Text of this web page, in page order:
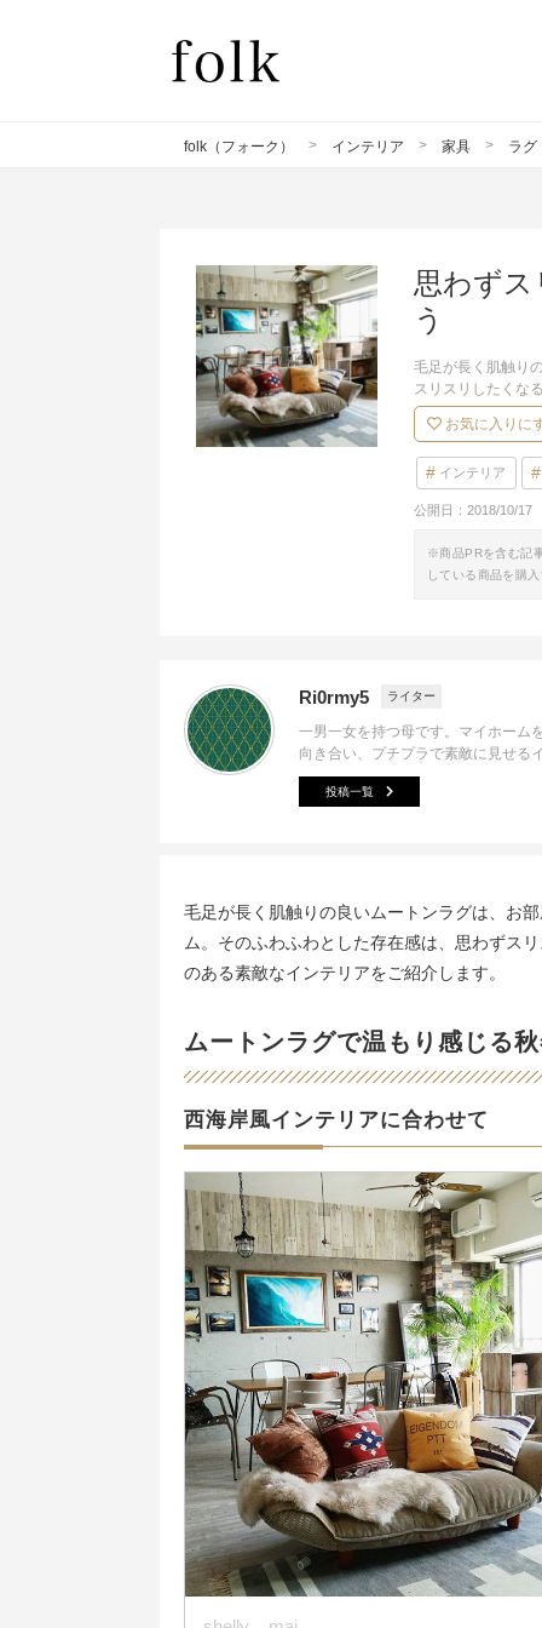
folk（フォーク） インテリア 家具 ラグ
思わず
う
毛足が長く肌触り
スリスリしたくな
お気に入りに
インテリア
公開日： 2018/10/17
※商品PRを含む記
している商品を購
Ri0rmy5 ライター
一男一女を持つ母です。マイホーム
向き合い、プチプラで素敵に見せる
投稿一覧
毛足が長く肌触りの良いムートンラグは、お
ム。そのふわふわとした存在感は、思わずス
のある素敵なインテリアをご紹介します。
ムートンラグで温もり感じる
西海岸風インテリアに合わせて